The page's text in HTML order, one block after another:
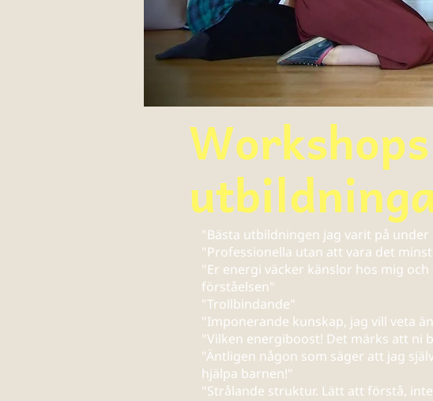
"Bästa utbildningen jag varit på
"Professionella utan att vara det
"Er energi väcker känslor hos mig
förståelsen"
"Trollbindande"
"Imponerande kunskap, jag vill veta
"Vilken energiboost! Det märks att ni
"Äntligen någon som säger att jag
hjälpa barnen!"
"Strålande struktur. Lätt att förstå,